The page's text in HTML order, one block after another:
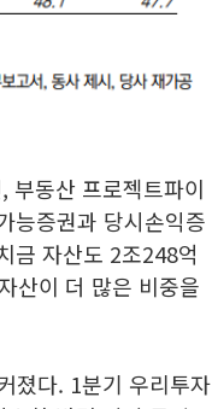
부동산 프로젝트파이
능증권과 당시손익증
금 자산도 2조248억
산이 더 많은 비중을
졌다. 1분기 우리투자